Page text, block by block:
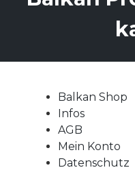
Balkan Shop
Infos
AGB
Mein Konto
Datenschutz